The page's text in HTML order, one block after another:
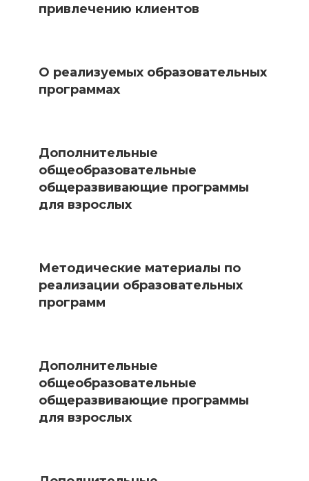
привлечению клиентов
О реализуемых образовательных
программах
Дополнительные
общеобразовательные
общеразвивающие программы
для взрослых
Методические материалы по
реализации образовательных
программ
Дополнительные
общеобразовательные
общеразвивающие программы
для взрослых